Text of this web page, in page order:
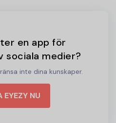
en app för
sociala medier?
inte dina kunskaper.
EYEZY NU